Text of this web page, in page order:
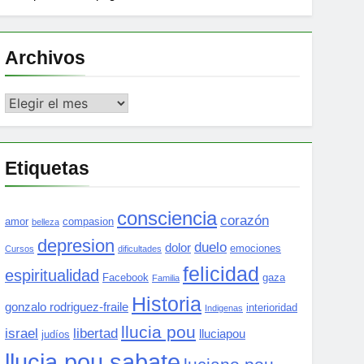
Archivos
Archivos
Etiquetas
amor belleza compasion consciencia corazón
Cursos depresion dificultades dolor duelo emociones
espiritualidad Facebook Familia felicidad gaza
gonzalo rodriguez-fraile Historia Indigenas interioridad
israel judíos libertad llucia pou lluciapou